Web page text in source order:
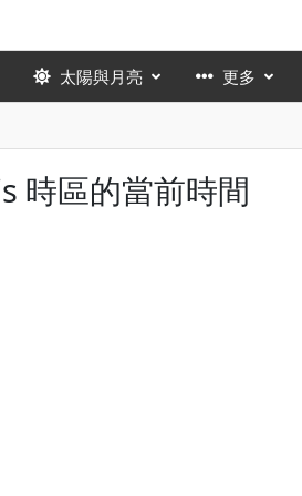
太陽與月亮 更多
時區的當前時間